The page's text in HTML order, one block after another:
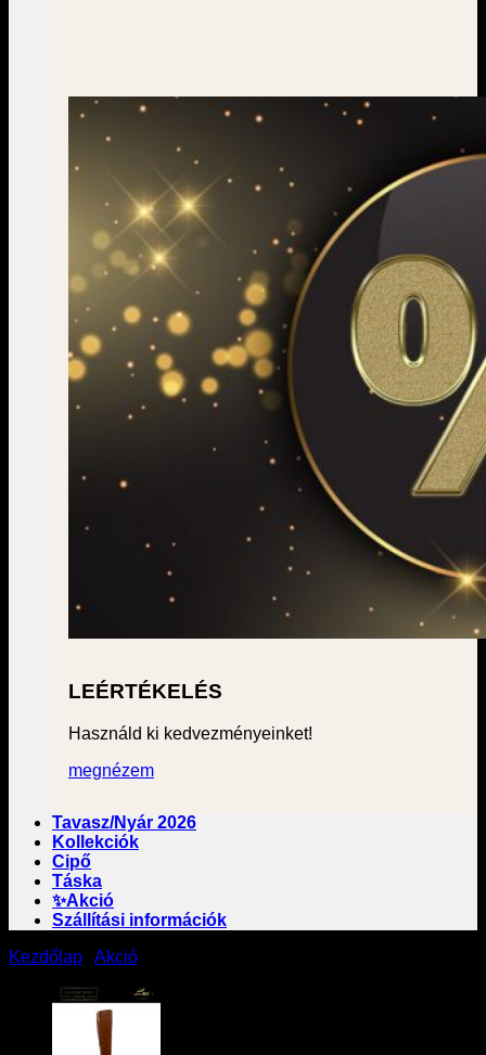
LEÉRTÉKELÉS
Használd ki kedvezményeinket!
megnézem
Tavasz/Nyár 2026
Kollekciók
Cipő
Táska
✨Akció
Szállítási információk
Kezdőlap
Akció